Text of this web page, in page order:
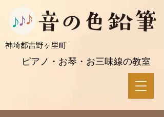
ピアノ・お琴・お三味線の教室
​神埼郡吉野ヶ里町